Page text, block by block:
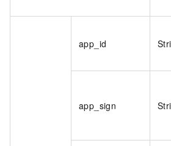
app_id
app_sign